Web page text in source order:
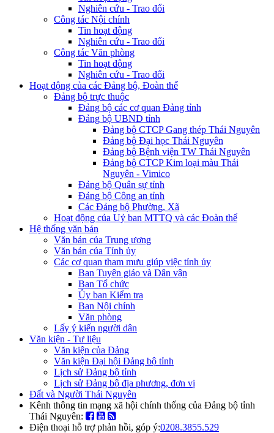
Nghiên cứu - Trao đổi
Công tác Nội chính
Tin hoạt động
Nghiên cứu - Trao đổi
Công tác Văn phòng
Tin hoạt động
Nghiên cứu - Trao đổi
Hoạt động của các Đảng bộ, Đoàn thể
Đảng bộ trực thuộc
Đảng bộ các cơ quan Đảng tỉnh
Đảng bộ UBND tỉnh
Đảng bộ CTCP Gang thép Thái Nguyên
Đảng bộ Đại học Thái Nguyên
Đảng bộ Bệnh viện TW Thái Nguyên
Đảng bộ CTCP Kim loại màu Thái
Nguyên - Vimico
Đảng bộ Quân sự tỉnh
Đảng bộ Công an tỉnh
Các Đảng bộ Phường, Xã
Hoạt động của Uỷ ban MTTQ và các Đoàn thể
Hệ thống văn bản
Văn bản của Trung ương
Văn bản của Tỉnh ủy
Các cơ quan tham mưu giúp việc tỉnh ủy
Ban Tuyên giáo và Dân vận
Ban Tổ chức
Ủy ban Kiểm tra
Ban Nội chính
Văn phòng
Lấy ý kiến người dân
Văn kiện - Tư liệu
Văn kiện của Đảng
Văn kiện Đại hội Đảng bộ tỉnh
Lịch sử Đảng bộ tỉnh
Lịch sử Đảng bộ địa phương, đơn vị
Đất và Người Thái Nguyên
Kênh thông tin mạng xã hội chính thống của Đảng bộ tỉnh
Thái Nguyên:
Điện thoại hỗ trợ phản hồi, góp ý:0208.3855.529